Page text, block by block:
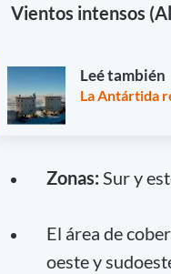
Vientos intensos
Leé también
La Antártida
Zonas: Sur y
El área de
oeste y